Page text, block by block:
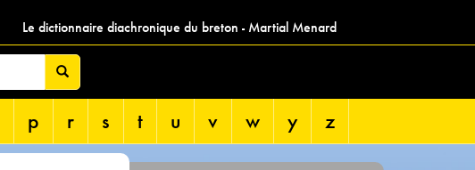
Le dictionnaire diachronique du breton - Martial Menard
p r s t u v w y z